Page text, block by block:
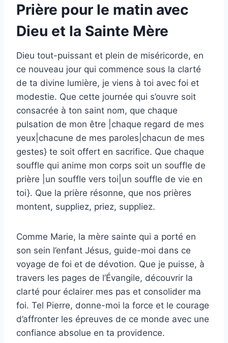
Prière pour le matin avec
Dieu et la Sainte Mère
Dieu tout-puissant et plein de miséricorde, en
ce nouveau jour qui commence sous la clarté
de ta divine lumière, je viens à toi avec foi et
modestie. Que cette journée qui s’ouvre soit
consacrée à ton saint nom, que chaque
pulsation de mon être |chaque regard de mes
yeux|chacune de mes paroles|chacun de mes
gestes} te soit offert en sacrifice. Que chaque
souffle qui anime mon corps soit un souffle de
prière |un souffle vers toi|un souffle de vie en
toi}. Que la prière résonne, que nos prières
montent, suppliez, priez, suppliez.
Comme Marie, la mère sainte qui a porté en
son sein l’enfant Jésus, guide-moi dans ce
voyage de foi et de dévotion. Que je puisse, à
travers les pages de l’Évangile, découvrir la
clarté pour éclairer mes pas et consolider ma
foi. Tel Pierre, donne-moi la force et le courage
d’affronter les épreuves de ce monde avec une
confiance absolue en ta providence.